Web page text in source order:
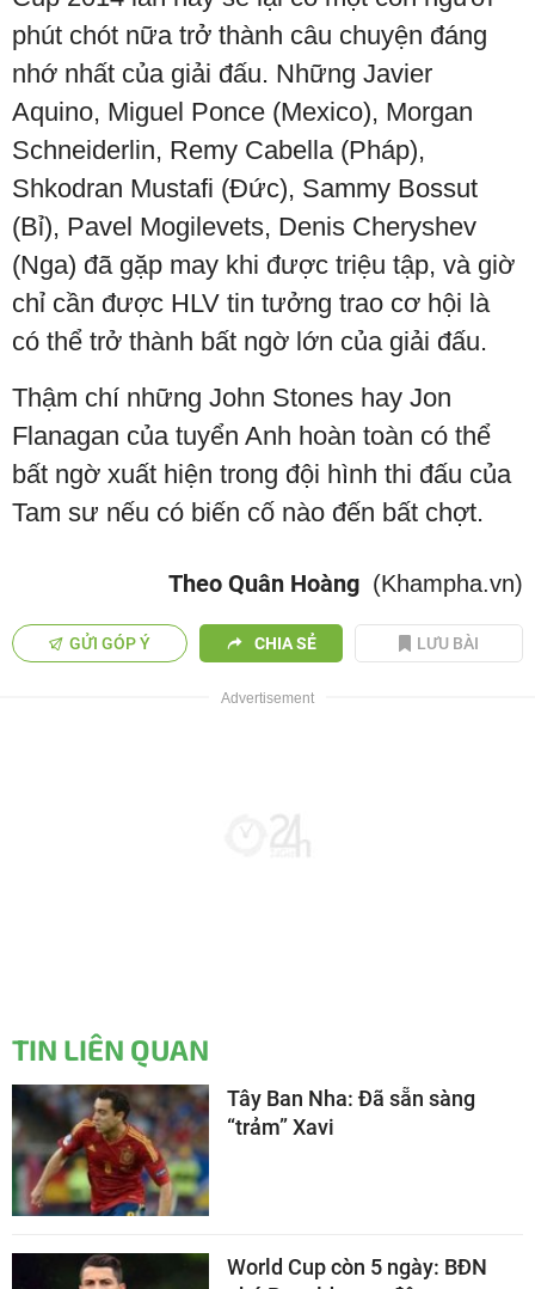
phút chót nữa trở thành câu chuyện đáng
nhớ nhất của giải đấu. Những Javier
Aquino, Miguel Ponce (Mexico), Morgan
Schneiderlin, Remy Cabella (Pháp),
Shkodran Mustafi (Đức), Sammy Bossut
(Bỉ), Pavel Mogilevets, Denis Cheryshev
(Nga) đã gặp may khi được triệu tập, và giờ
chỉ cần được HLV tin tưởng trao cơ hội là
có thể trở thành bất ngờ lớn của giải đấu.
Thậm chí những John Stones hay Jon
Flanagan của tuyển Anh hoàn toàn có thể
bất ngờ xuất hiện trong đội hình thi đấu của
Tam sư nếu có biến cố nào đến bất chợt.
Theo Quân Hoàng (Khampha.vn)
GỬI GÓP Ý CHIA SẺ LƯU BÀI
TIN LIÊN QUAN
Tây Ban Nha: Đã sẵn sàng
“trảm” Xavi
World Cup còn 5 ngày: BĐN